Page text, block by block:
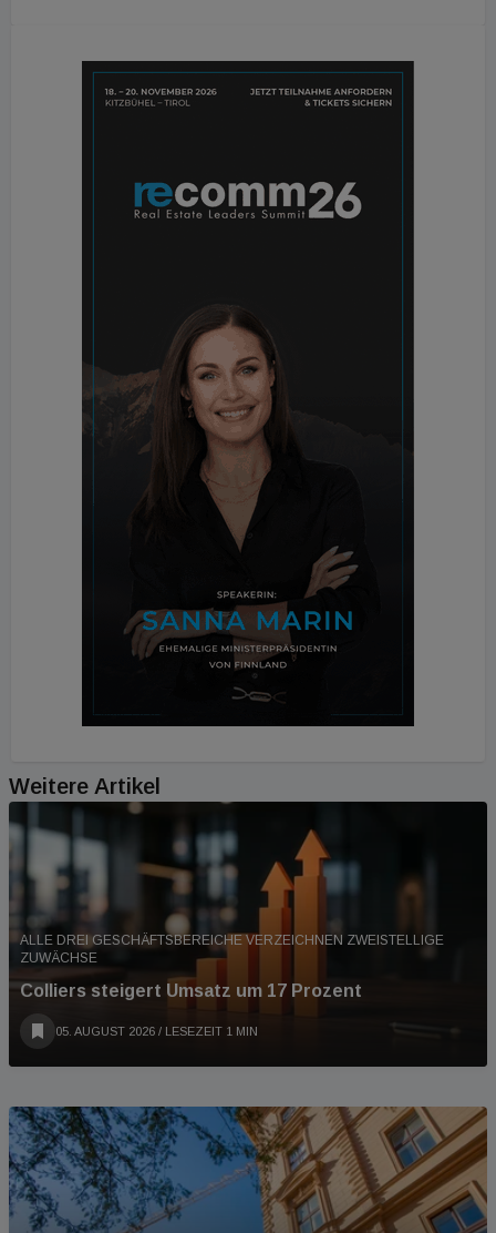
Weitere Artikel
ALLE DREI GESCHÄFTSBEREICHE VERZEICHNEN ZWEISTELLIGE
ZUWÄCHSE
Colliers steigert Umsatz um 17 Prozent
05. AUGUST 2026 / LESEZEIT 1 MIN